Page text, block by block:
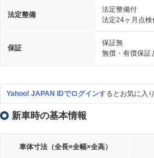
法定整備
法定整備付
法定24ヶ月点
保証
保証無
無償・有償保証
Yahoo! JAPAN IDでログインするとお気に入
新車時の基本情報
車体寸法（全長×全幅×全高）